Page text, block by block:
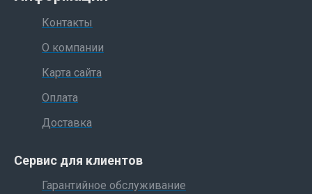
Контакты
О компании
Карта сайта
Оплата
Доставка
Сервис для клиентов
Гарантийное обслуживание